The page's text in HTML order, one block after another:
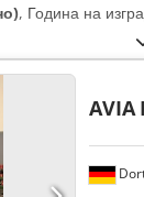
, Година на
AVIA